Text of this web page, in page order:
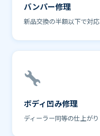
バンパー修理
新品交換の半額以下で対応
ボディ凹み修理
ディーラー同等の仕上がり